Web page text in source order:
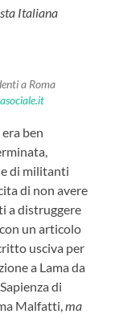
Italiana
a Roma
ben
di militanti
di non avere
a distruggere
un articolo
usciva per
a Lama da
di
Malfatti,ma